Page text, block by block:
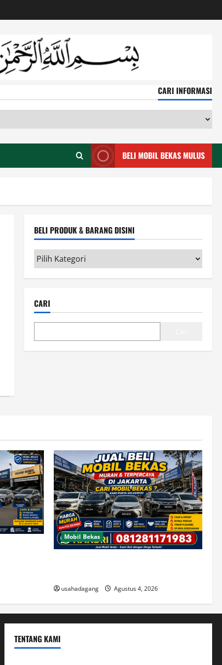
CARI INFORMASI
BELI MOBIL BEKAS MULUS
BELI PRODUK & BARANG DISINI
Beli
Produk
&
disini
CARI
Mobil Bekas
usahadagang Agustus 4, 2026
TENTANG KAMI